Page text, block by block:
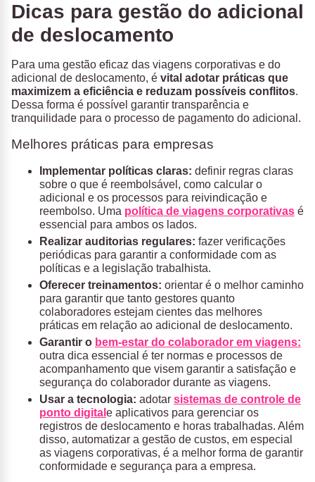
Dicas para gestão do adicional
de deslocamento
Para uma gestão eficaz das viagens corporativas e do
adicional de deslocamento, é vital adotar práticas que
maximizem a eficiência e reduzam possíveis conflitos.
Dessa forma é possível garantir transparência e
tranquilidade para o processo de pagamento do adicional.
Melhores práticas para empresas
Implementar políticas claras: definir regras claras
sobre o que é reembolsável, como calcular o
adicional e os processos para reivindicação e
reembolso. Uma política de viagens corporativas é
essencial para ambos os lados.
Realizar auditorias regulares: fazer verificações
periódicas para garantir a conformidade com as
políticas e a legislação trabalhista.
Oferecer treinamentos: orientar é o melhor caminho
para garantir que tanto gestores quanto
colaboradores estejam cientes das melhores
práticas em relação ao adicional de deslocamento.
Garantir o bem-estar do colaborador em viagens:
outra dica essencial é ter normas e processos de
acompanhamento que visem garantir a satisfação e
segurança do colaborador durante as viagens.
Usar a tecnologia: adotar sistemas de controle de
ponto digital e aplicativos para gerenciar os
registros de deslocamento e horas trabalhadas. Além
disso, automatizar a gestão de custos, em especial
as viagens corporativas, é a melhor forma de garantir
conformidade e segurança para a empresa.